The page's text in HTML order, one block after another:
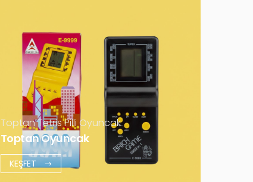
Toptan Tetris Pilli Oyuncak
Toptan Oyuncak
KEŞFET